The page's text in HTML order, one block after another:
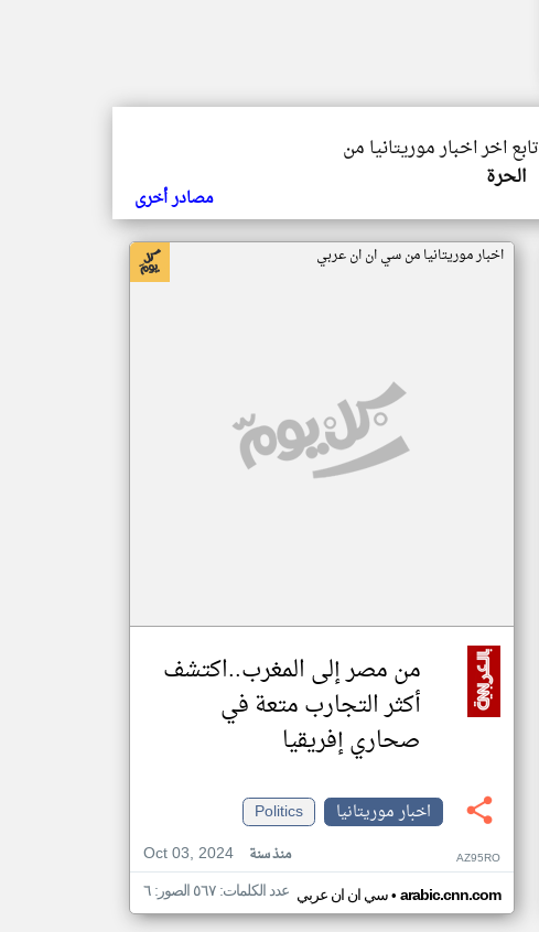
تابع اخر اخبار موريتانيا من
الحرة
مصادر أخرى
اخبار موريتانيا من سي ان ان عربي
من مصر إلى المغرب..اكتشف
أكثر التجارب متعة في
صحاري إفريقيا
اخبار موريتانيا
Politics
Oct 03, 2024
منذ سنة AZ95RO
سي ان ان عربي• arabic.cnn.com عدد الكلمات: ٥٦٧ الصور: ٦